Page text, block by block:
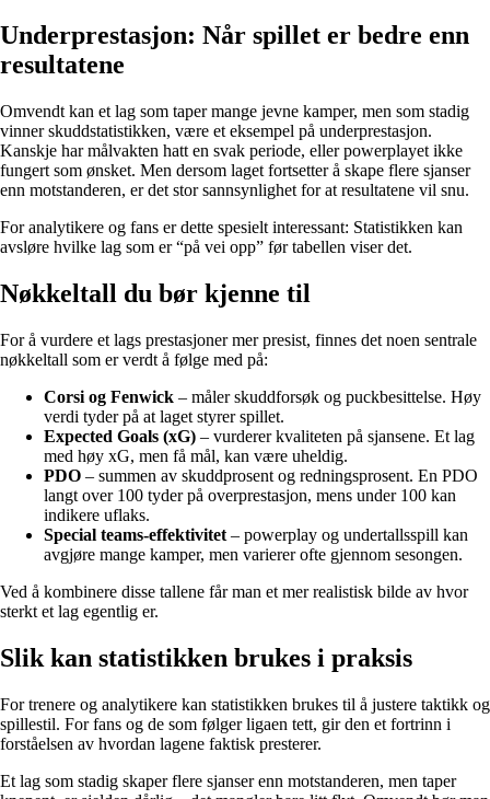
Underprestasjon: Når spillet er bedre enn
resultatene
Omvendt kan et lag som taper mange jevne kamper, men som stadig
vinner skuddstatistikken, være et eksempel på underprestasjon.
Kanskje har målvakten hatt en svak periode, eller powerplayet ikke
fungert som ønsket. Men dersom laget fortsetter å skape flere sjanser
enn motstanderen, er det stor sannsynlighet for at resultatene vil snu.
For analytikere og fans er dette spesielt interessant: Statistikken kan
avsløre hvilke lag som er “på vei opp” før tabellen viser det.
Nøkkeltall du bør kjenne til
For å vurdere et lags prestasjoner mer presist, finnes det noen sentrale
nøkkeltall som er verdt å følge med på:
Corsi og Fenwick – måler skuddforsøk og puckbesittelse. Høy
verdi tyder på at laget styrer spillet.
Expected Goals (xG) – vurderer kvaliteten på sjansene. Et lag
med høy xG, men få mål, kan være uheldig.
PDO – summen av skuddprosent og redningsprosent. En PDO
langt over 100 tyder på overprestasjon, mens under 100 kan
indikere uflaks.
Special teams-effektivitet – powerplay og undertallsspill kan
avgjøre mange kamper, men varierer ofte gjennom sesongen.
Ved å kombinere disse tallene får man et mer realistisk bilde av hvor
sterkt et lag egentlig er.
Slik kan statistikken brukes i praksis
For trenere og analytikere kan statistikken brukes til å justere taktikk og
spillestil. For fans og de som følger ligaen tett, gir den et fortrinn i
forståelsen av hvordan lagene faktisk presterer.
Et lag som stadig skaper flere sjanser enn motstanderen, men taper